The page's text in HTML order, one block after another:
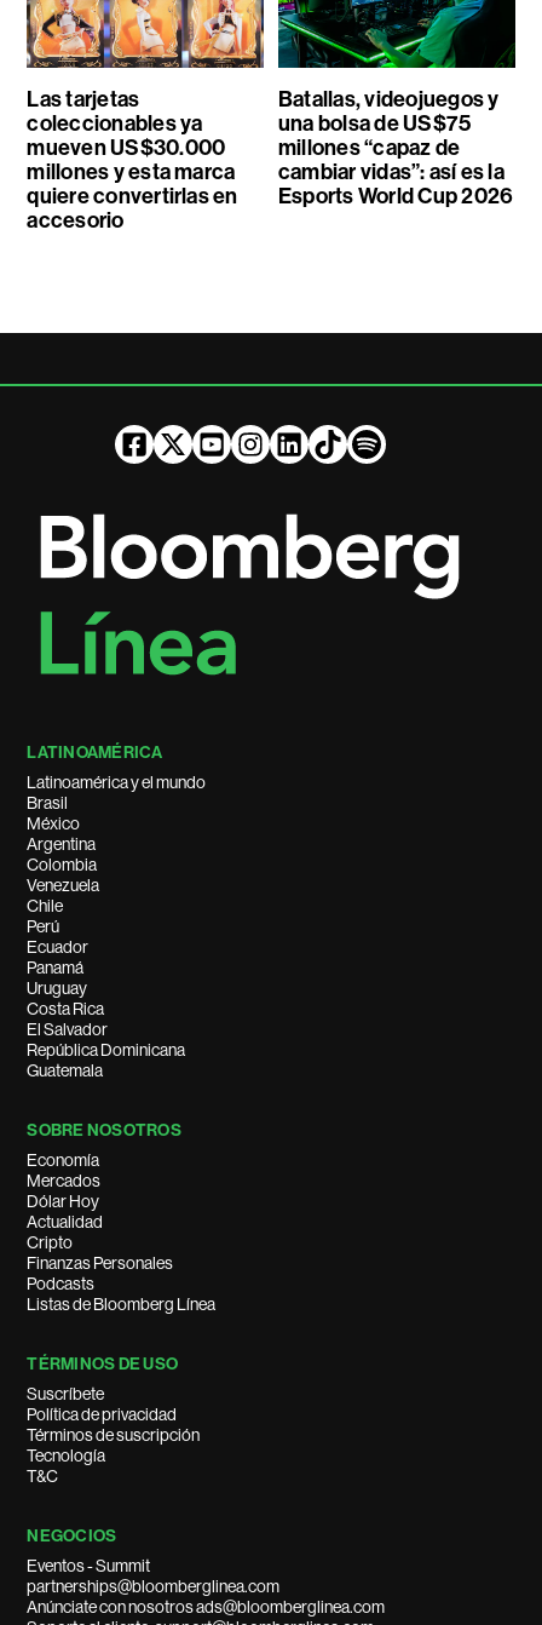
Las tarjetas
coleccionables ya
mueven US$30.000
millones y esta marca
quiere convertirlas en
accesorio
Batallas, videojuegos y
una bolsa de US$75
millones “capaz de
cambiar vidas”: así es la
Esports World Cup 2026
LATINOAMÉRICA
Latinoamérica y el mundo
Brasil
México
Argentina
Colombia
Venezuela
Chile
Perú
Ecuador
Panamá
Uruguay
Costa Rica
El Salvador
República Dominicana
Guatemala
SOBRE NOSOTROS
Economía
Mercados
Dólar Hoy
Actualidad
Cripto
Finanzas Personales
Podcasts
Listas de Bloomberg Línea
TÉRMINOS DE USO
Suscríbete
Política de privacidad
Términos de suscripción
Tecnología
T&C
NEGOCIOS
Eventos - Summit
partnerships@bloomberglinea.com
Anúnciate con nosotros ads@bloomberglinea.com